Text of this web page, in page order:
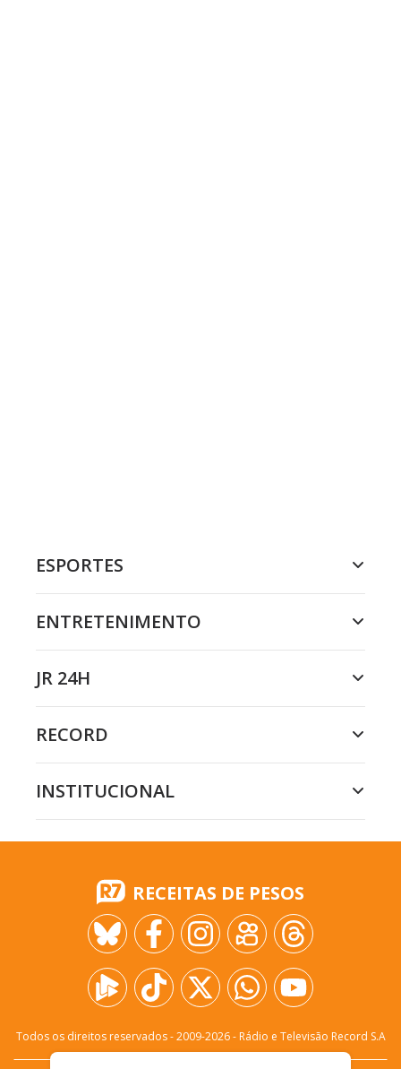
ESPORTES
ENTRETENIMENTO
JR 24H
RECORD
INSTITUCIONAL
RECEITAS DE PESOS
Todos os direitos reservados - 2009-2026- Rádio e Televisão Record S.A